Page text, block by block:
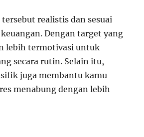
realistis dan sesuai
Dengan target yang
lebih termotivasi untuk
secara rutin. Selain itu,
juga membantu kamu
menabung dengan lebih